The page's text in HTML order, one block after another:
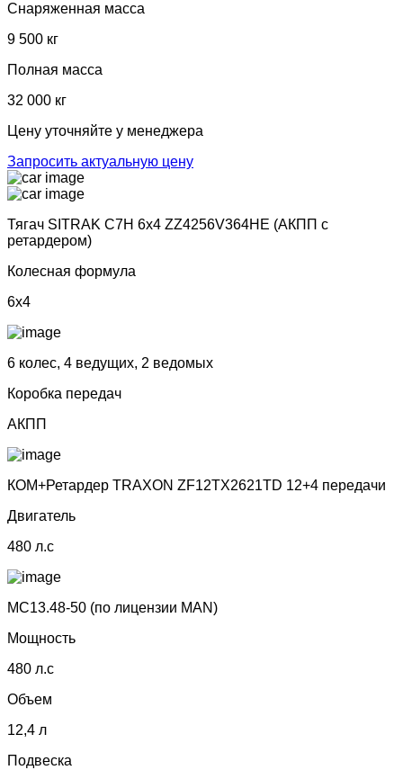
Снаряженная масса
9 500 кг
Полная масса
32 000 кг
Цену уточняйте у менеджера
Запросить актуальную цену
Тягач SITRAK C7H 6х4 ZZ4256V364HE (АКПП с
ретардером)
Колесная формула
6x4
6 колес, 4 ведущих, 2 ведомых
Коробка передач
АКПП
КОМ+Ретардер TRAXON ZF12TX2621TD 12+4 передачи
Двигатель
480 л.с
MC13.48-50 (по лицензии МАN)
Мощность
480 л.с
Объем
12,4 л
Подвеска